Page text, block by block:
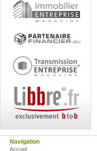
Navigation
Accueil